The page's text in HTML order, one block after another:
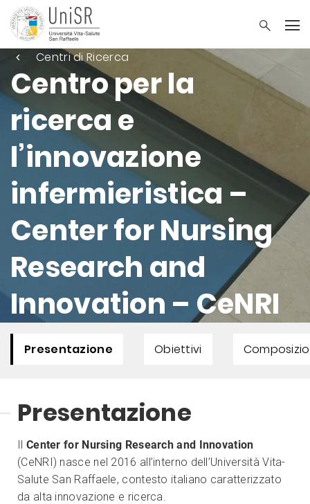
Centri di Ricerca
Centro per la
ricerca e
l’innovazione
infermieristica –
Center for Nursing
Research and
Innovation – CeNRI
Presentazione Obiettivi
Presentazione
Il Center for Nursing Research and Innovation
(CeNRI) nasce nel 2016 all’interno dell’Università Vita-
Salute San Raffaele, contesto italiano caratterizzato
da alta innovazione e ricerca.